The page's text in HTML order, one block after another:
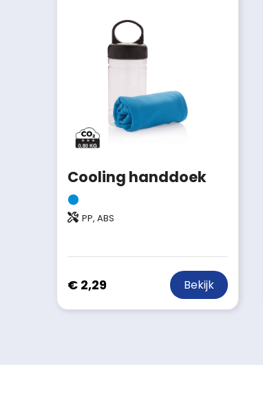
Cooling handdoek
PP, ABS
€ 2,29 Bekijk